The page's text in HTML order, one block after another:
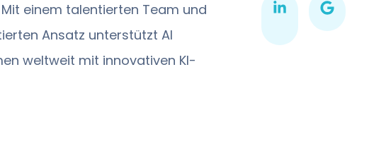
einem talentierten Team und
Ansatz unterstützt AI
weltweit mit innovativen KI-